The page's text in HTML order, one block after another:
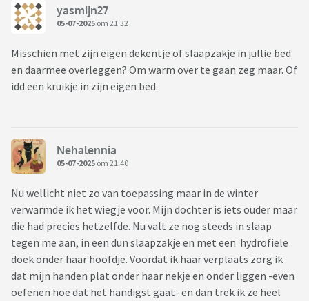
yasmijn27
05-07-2025 om 21:32
Misschien met zijn eigen dekentje of slaapzakje in jullie bed
en daarmee overleggen? Om warm over te gaan zeg maar. Of
idd een kruikje in zijn eigen bed.
Nehalennia
05-07-2025 om 21:40
Nu wellicht niet zo van toepassing maar in de winter
verwarmde ik het wiegje voor. Mijn dochter is iets ouder maar
die had precies hetzelfde. Nu valt ze nog steeds in slaap
tegen me aan, in een dun slaapzakje en met een hydrofiele
doek onder haar hoofdje. Voordat ik haar verplaats zorg ik
dat mijn handen plat onder haar nekje en onder liggen -even
oefenen hoe dat het handigst gaat- en dan trek ik ze heel